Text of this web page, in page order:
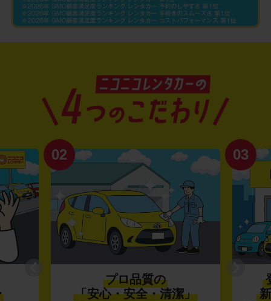
02
プロ品質の
「安心・安全・清潔」
03